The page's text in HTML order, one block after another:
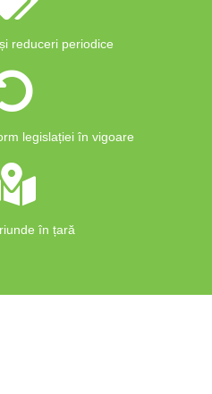
reduceri periodice
legislației în vigoare
în țară